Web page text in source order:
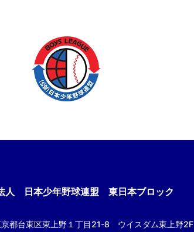
人 日本少年野球連盟 東日本ブロック
都台東区東上野１丁目21-8 ウイスダム東上野2F